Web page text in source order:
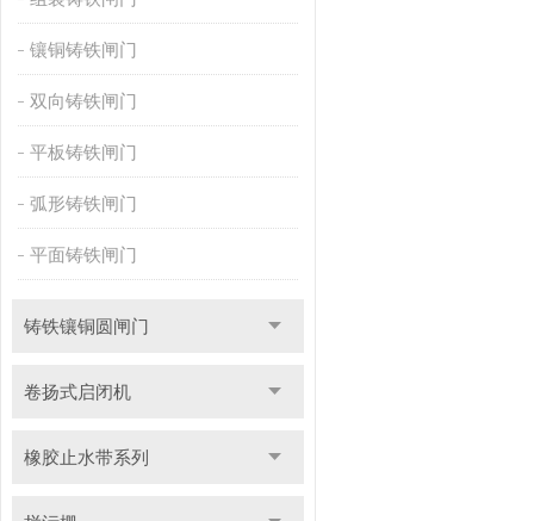
镶铜铸铁闸门
双向铸铁闸门
平板铸铁闸门
弧形铸铁闸门
平面铸铁闸门
铸铁镶铜圆闸门
卷扬式启闭机
橡胶止水带系列